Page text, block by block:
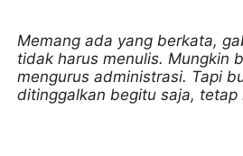
Memang ada yang berkata,
tidak harus menulis. Mungkin
mengurus administrasi. Tapi
ditinggalkan begitu saja, tetap